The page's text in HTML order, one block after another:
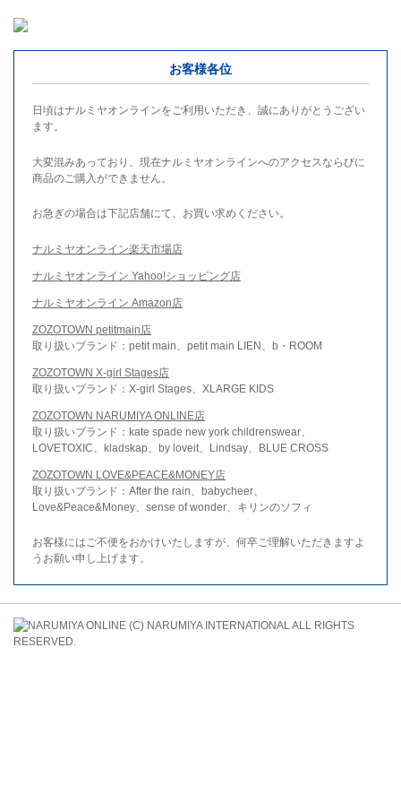
お客様各位
日頃はナルミヤオンラインをご利用いただき、誠にありがとうござい
ます。
大変混みあっており、現在ナルミヤオンラインへのアクセスならびに
商品のご購入ができません。
お急ぎの場合は下記店舗にて、お買い求めください。
ナルミヤオンライン楽天市場店
ナルミヤオンライン Yahoo!ショッピング店
ナルミヤオンライン Amazon店
ZOZOTOWN petitmain店
取り扱いブランド：petit main、petit main LIEN、b・ROOM
ZOZOTOWN X-girl Stages店
取り扱いブランド：X-girl Stages、XLARGE KIDS
ZOZOTOWN NARUMIYA ONLINE店
取り扱いブランド：kate spade new york childrenswear、
LOVETOXIC、kladskap、by loveit、Lindsay、BLUE CROSS
ZOZOTOWN LOVE&PEACE&MONEY店
取り扱いブランド：After the rain、babycheer、
Love&Peace&Money、sense of wonder、キリンのソフィ
お客様にはご不便をおかけいたしますが、何卒ご理解いただきますよ
うお願い申し上げます。